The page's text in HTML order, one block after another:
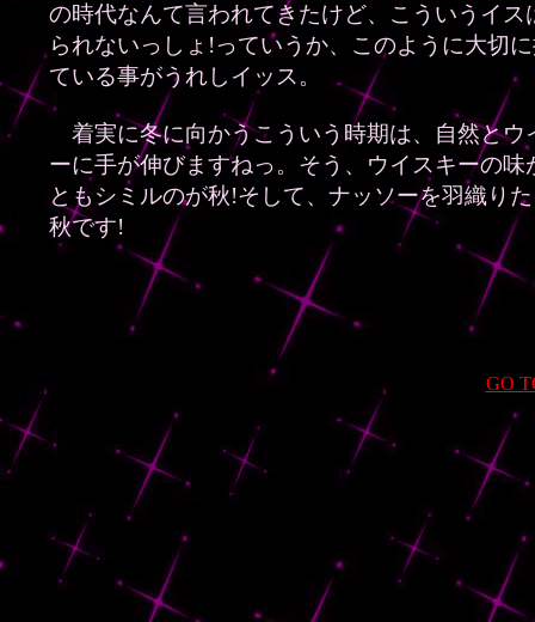
の時代なんて言われてきたけど、こういうイス
られないっしょ!っていうか、このように大切
ている事がうれしイッス。
着実に冬に向かうこういう時期は、自然とウ
ーに手が伸びますねっ。そう、ウイスキーの味
ともシミルのが秋!そして、ナッソーを羽織り
秋です!
GO